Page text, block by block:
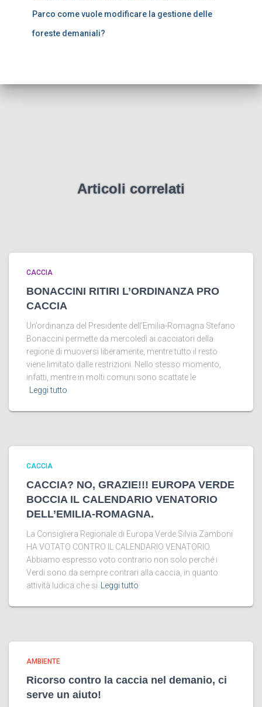
Parco come vuole modificare la gestione delle
foreste demaniali?
Articoli correlati
CACCIA
BONACCINI RITIRI L’ORDINANZA PRO
CACCIA
Un’ordinanza del Presidente dell’Emilia-Romagna Stefano
Bonaccini permette da mercoledì ai cacciatori della
regione di muoversi liberamente, mentre tutto il resto
viene limitato dalle restrizioni. Nello stesso momento,
infatti, mentre in molti comuni sono scattate le
Leggi tutto
CACCIA
CACCIA? NO, GRAZIE!!! EUROPA VERDE
BOCCIA IL CALENDARIO VENATORIO
DELL’EMILIA-ROMAGNA.
La Consigliera Regionale di Europa Verde Silvia Zamboni
HA VOTATO CONTRO IL CALENDARIO VENATORIO.
Abbiamo espresso voto contrario non solo perché i
Verdi sono da sempre contrari alla caccia, in quanto
attività ludica che si
Leggi tutto
AMBIENTE
Ricorso contro la caccia nel demanio, ci
serve un aiuto!